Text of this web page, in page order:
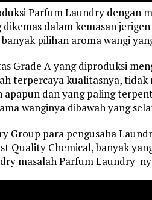
Parfum Laundry dengan
dalam kemasan
pilihan aroma wangi
Grade A yang diproduksi
terpercaya kualitasnya,
apapun dan yang paling
wanginya dibawah yang
Group para pengusaha
Quality Chemical, banyak
masalah Parfum Laundry